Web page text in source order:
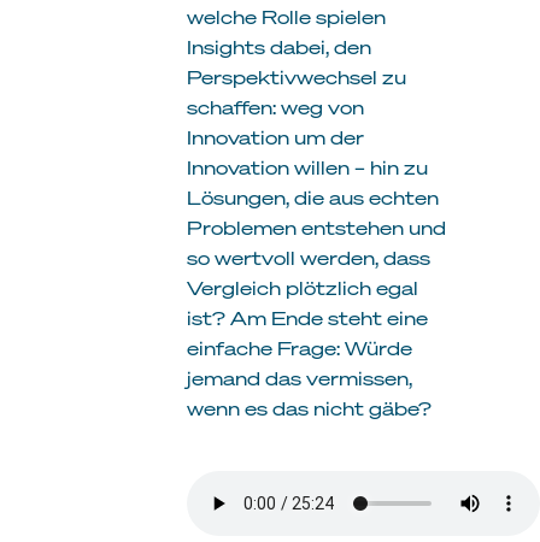
welche Rolle spielen
Insights dabei, den
Perspektivwechsel zu
schaffen: weg von
Innovation um der
Innovation willen – hin zu
Lösungen, die aus echten
Problemen entstehen und
so wertvoll werden, dass
Vergleich plötzlich egal
ist? Am Ende steht eine
einfache Frage: Würde
jemand das vermissen,
wenn es das nicht gäbe?